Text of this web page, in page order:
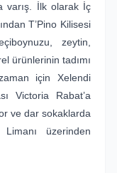
varış. İlk olarak İç
T’Pino Kilisesi
zeytin,
ürünlerinin tadımı
için Xelendi
Victoria Rabat’a
ve dar sokaklarda
üzerinden